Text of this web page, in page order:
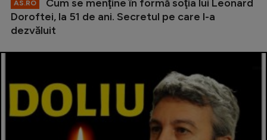
AS.RO
Cum se menţine în formă soţia lui Leonard
Doroftei, la 51 de ani. Secretul pe care l-a
dezvăluit